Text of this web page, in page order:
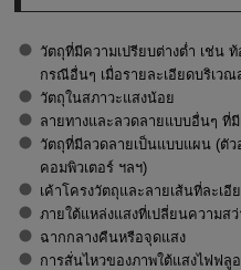
วัตถุที่มีความเปรียบต่างต่ำ เช่น
กรณีอื่นๆ เมื่อรายละเอียดบริเวณ
วัตถุในสภาวะแสงน้อย
ลายทางและลวดลายแบบอื่นๆ ที่
วัตถุที่มีลวดลายเป็นแบบแผน (ตั
คอมพิวเตอร์ ฯลฯ)
เค้าโครงวัตถุและลายเส้นที่ละเอี
ภายใต้แหล่งแสงที่เปลี่ยนความส
ฉากกลางคืนหรือจุดแสง
การสั่นไหวของภาพใต้แสงไฟฟลู